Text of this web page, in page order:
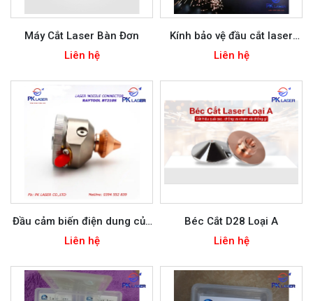
Máy Cắt Laser Bàn Đơn
Liên hệ
Kính bảo vệ đầu cắt laser
D30*5mm D27.9*4.1mm
Liên hệ
Đầu cảm biến điện dung của
đầu cắt laser
Liên hệ
Béc Cắt D28 Loại A
Liên hệ